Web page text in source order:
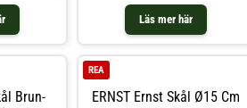
Läs mer här
Brun-
ERNST Ernst Skål Ø15 Cm
REA